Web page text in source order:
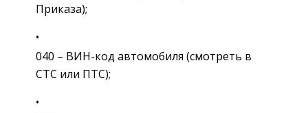
Приказа);
040 – ВИН-код автомобиля (смотреть в
СТС или ПТС);